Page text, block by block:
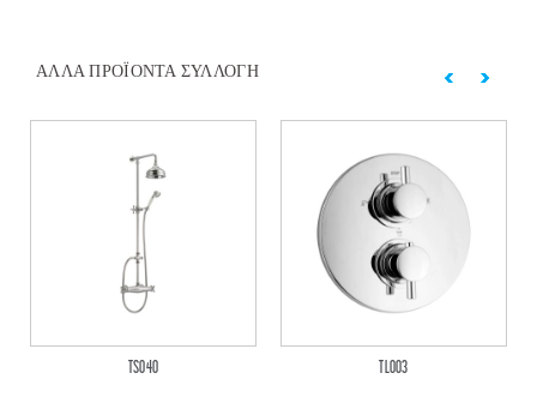
ΆΛΛΑ ΠΡΟΪΌΝΤΑ ΣΥΛΛΟΓΉ
TS040 TL003